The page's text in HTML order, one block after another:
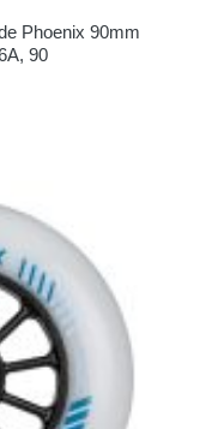
Phoenix 90mm
90